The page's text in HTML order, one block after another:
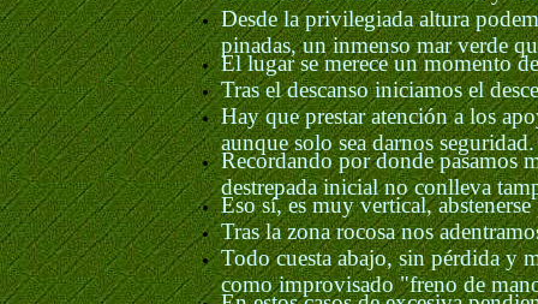
Desde la privilegiada altura
pinadas, un inmenso mar verde
El lugar se merece un momento
Tras el descanso iniciamos el
Hay que prestar atención a los
aunque solo sea darnos seguridad.
Recordando por donde pasamos
destrepada inicial no conlleva
Eso sí, es muy vertical,
Tras la zona rocosa nos
Todo cuesta abajo, sin pérdida y
como improvisado "freno de